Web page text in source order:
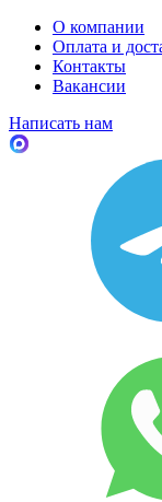
О компании
Оплата и
Контакты
Вакансии
Написать нам